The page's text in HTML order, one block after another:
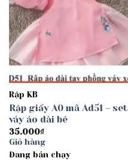
Rập KB
Rập giấy A0 mã Ad51 – set
váy áo dài bé
35.000₫
Giỏ hàng
Đang bán chạy